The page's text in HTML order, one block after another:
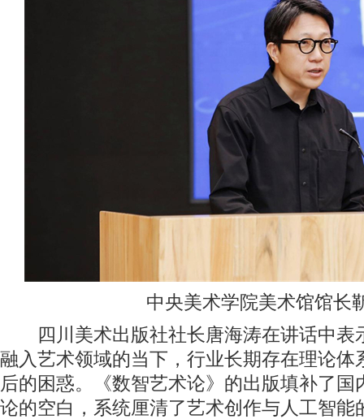
中央美术学院美术馆馆长
四川美术出版社社长唐海涛在讲话中表
融入艺术领域的当下，行业长期存在理论体
后的困惑。《数智艺术论》的出版填补了国
论的空白，系统厘清了艺术创作与人工智能